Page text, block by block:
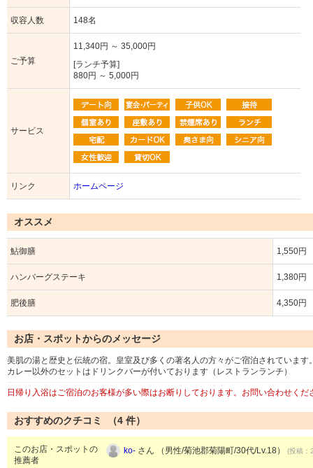
収容人数 148名
ご予算
11,340円 ～ 35,000円
[ランチ予算]
880円 ～ 5,000円
サービス
リンク ホームページ
オススメ
鮎御膳 1,550円
ハンバーグステーキ 1,380円
肥後膳 4,350円
お店・スポットからのメッセージ
美肌の湯と歴史と伝統の宿。皇室及び多くの著名人の方々がご宿泊されていま
カレー以外のセットはドリンクバーが付いております（レストランランチ）
日帰り入浴はご宿泊のお客様が多い際はお断りしております。お問い合わせくだ
おすすめのクチコミ （4 件）
このお店・スポットの
推薦者
ko- さん （男性/菊池郡菊陽町/30代/Lv.18） (投稿